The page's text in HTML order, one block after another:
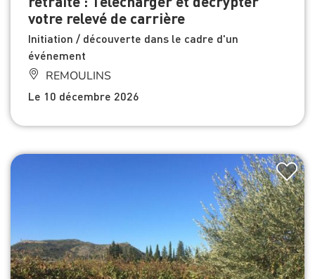
votre relevé de carrière
Initiation / découverte dans le cadre d'un
événement
REMOULINS
Le 10 décembre 2026